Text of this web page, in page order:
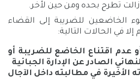
تطرح بحده ومن حين لأخر.
الخاضعين للضريبة إلى القضاء
في الحالات التالية:
عدم اقتناع الخاضع للضريبة أو
الصادر عن الإدارة الجبائية
الأخيرة في مطالبته داخل الآجال